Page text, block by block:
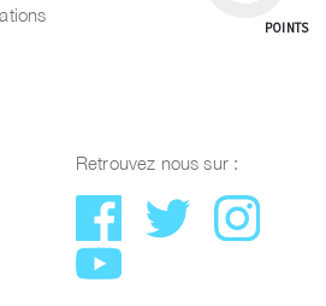
POINTS
Retrouvez nous sur :